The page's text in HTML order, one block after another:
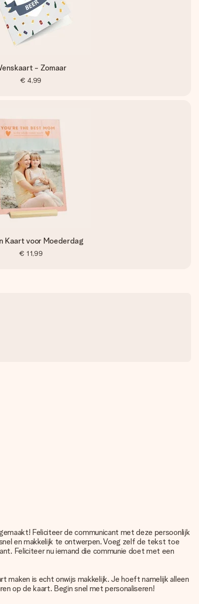
- Zomaar
€ 4,99
Kaart voor Moederdag
€ 11,99
Feliciteer de communicant met deze persoonlijk
en makkelijk te ontwerpen. Voeg zelf de tekst toe
Feliciteer nu iemand die communie doet met een
is echt onwijs makkelijk. Je hoeft namelijk alleen
op de kaart. Begin snel met personaliseren!